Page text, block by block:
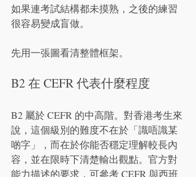
如果連考試結構都未摸熟，之後的練習
很容易變成盲做。
先用一張圖看清整體框架。
B2 在 CEFR 代表什麼程度
B2 屬於 CEFR 的中高階。對香港考生來
說，這個級別的難度不在於「識唔識某
啲字」，而在於你能否穩定理解較長內
容，並在限時下清楚輸出觀點。官方對
能力描述的要求，可參考 CEFR 與西班